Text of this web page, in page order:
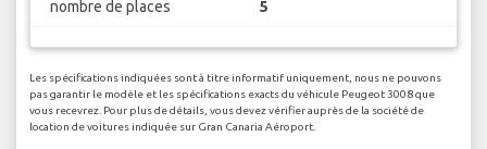
nombre de places 5
Les spécifications indiquées sont à titre informatif uniquement, nous ne pouvons
pas garantir le modèle et les spécifications exacts du véhicule Peugeot 3008 que
vous recevrez. Pour plus de détails, vous devez vérifier auprès de la société de
location de voitures indiquée sur Gran Canaria Aéroport.